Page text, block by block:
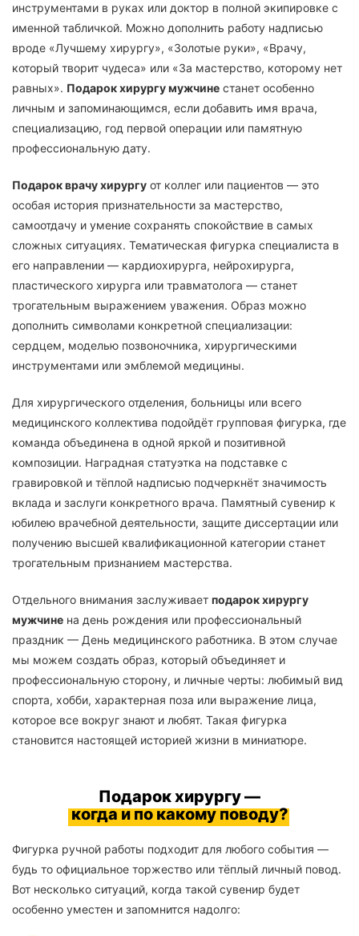
инструментами в руках или доктор в полной экипировке с
именной табличкой. Можно дополнить работу надписью
вроде «Лучшему хирургу», «Золотые руки», «Врачу,
который творит чудеса» или «За мастерство, которому нет
равных». Подарок хирургу мужчине станет особенно
личным и запоминающимся, если добавить имя врача,
специализацию, год первой операции или памятную
профессиональную дату.
Подарок врачу хирургу от коллег или пациентов — это
особая история признательности за мастерство,
самоотдачу и умение сохранять спокойствие в самых
сложных ситуациях. Тематическая фигурка специалиста в
его направлении — кардиохирурга, нейрохирурга,
пластического хирурга или травматолога — станет
трогательным выражением уважения. Образ можно
дополнить символами конкретной специализации:
сердцем, моделью позвоночника, хирургическими
инструментами или эмблемой медицины.
Для хирургического отделения, больницы или всего
медицинского коллектива подойдёт групповая фигурка, где
команда объединена в одной яркой и позитивной
композиции. Наградная статуэтка на подставке с
гравировкой и тёплой надписью подчеркнёт значимость
вклада и заслуги конкретного врача. Памятный сувенир к
юбилею врачебной деятельности, защите диссертации или
получению высшей квалификационной категории станет
трогательным признанием мастерства.
Отдельного внимания заслуживает подарок хирургу
мужчине на день рождения или профессиональный
праздник — День медицинского работника. В этом случае
мы можем создать образ, который объединяет и
профессиональную сторону, и личные черты: любимый вид
спорта, хобби, характерная поза или выражение лица,
которое все вокруг знают и любят. Такая фигурка
становится настоящей историей жизни в миниатюре.
Подарок хирургу —
когда и по какому поводу?
Фигурка ручной работы подходит для любого события —
будь то официальное торжество или тёплый личный повод.
Вот несколько ситуаций, когда такой сувенир будет
особенно уместен и запомнится надолго: